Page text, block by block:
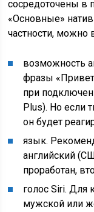
сосредоточены в
«Основные»
частности, можно
возможность
фразы
при
Plus). Но если
он будет
язык.
английский
проработан,
голос Siri. Для
мужской или